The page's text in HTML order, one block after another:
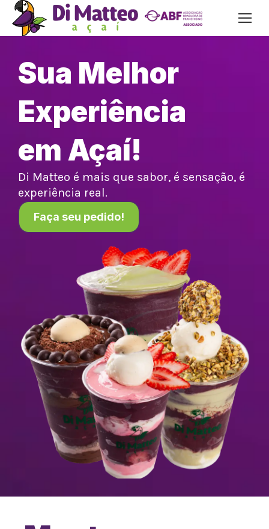
Sua Melhor
Experiência
em Açaí!
Di Matteo é mais que sabor, é sensação, é
experiência real.
Faça seu pedido!